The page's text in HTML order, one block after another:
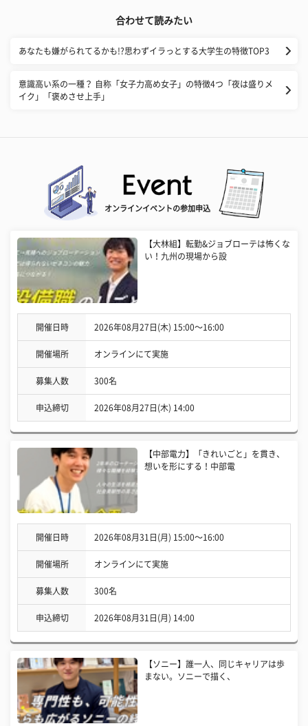
合わせて読みたい
あなたも嫌がられてるかも!?思わずイラっとする大学生の特徴TOP3
意識高い系の一種？ 自称「女子力高め女子」の特徴4つ「夜は盛りメ
イク」「褒めさせ上手」
オンラインイベントの参加申込
【大林組】転勤&ジョブローテは怖くな
い！九州の現場から設
開催日時 2026年08月27日(木) 15:00〜16:00
開催場所 オンラインにて実施
募集人数 300名
申込締切 2026年08月27日(木) 14:00
【中部電力】「きれいごと」を貫き、
想いを形にする！中部電
開催日時 2026年08月31日(月) 15:00〜16:00
開催場所 オンラインにて実施
募集人数 300名
申込締切 2026年08月31日(月) 14:00
【ソニー】誰一人、同じキャリアは歩
まない。ソニーで描く、